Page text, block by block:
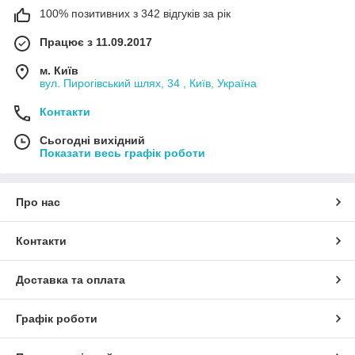
100% позитивних з 342 відгуків за рік
Працює з 11.09.2017
м. Київ
вул. Пирогівський шлях, 34 , Київ, Україна
Контакти
Сьогодні вихідний
Показати весь графік роботи
Про нас
Контакти
Доставка та оплата
Графік роботи